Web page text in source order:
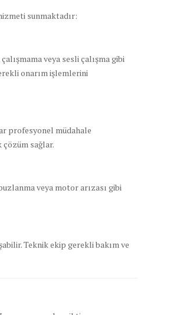
sunmaktadır:
veya sesli çalışma gibi
onarım işlemlerini
profesyonel müdahale
sağlar.
veya motor arızası gibi
Teknik ekip gerekli bakım ve